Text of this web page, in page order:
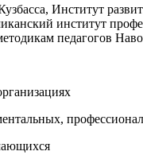
Институт
институт
педагогов